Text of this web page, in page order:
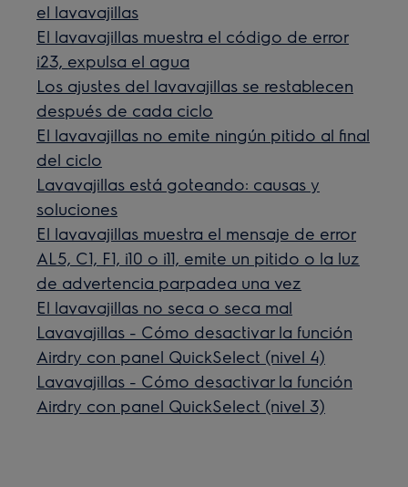
el lavavajillas
El lavavajillas muestra el código de error
i23, expulsa el agua
Los ajustes del lavavajillas se restablecen
después de cada ciclo
El lavavajillas no emite ningún pitido al final
del ciclo
Lavavajillas está goteando: causas y
soluciones
El lavavajillas muestra el mensaje de error
AL5, C1, F1, i10 o i11, emite un pitido o la luz
de advertencia parpadea una vez
El lavavajillas no seca o seca mal
Lavavajillas - Cómo desactivar la función
Airdry con panel QuickSelect (nivel 4)
Lavavajillas - Cómo desactivar la función
Airdry con panel QuickSelect (nivel 3)